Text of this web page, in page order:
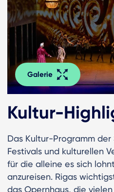
Galerie
Kultur-
Das Kultur-Programm
Festivals und kulturellen
für die alleine es sich lohnt
anzureisen. Rigas
das Opernhaus, die